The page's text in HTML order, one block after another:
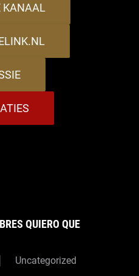
KANAAL
QUIERO QUE
Uncategorized